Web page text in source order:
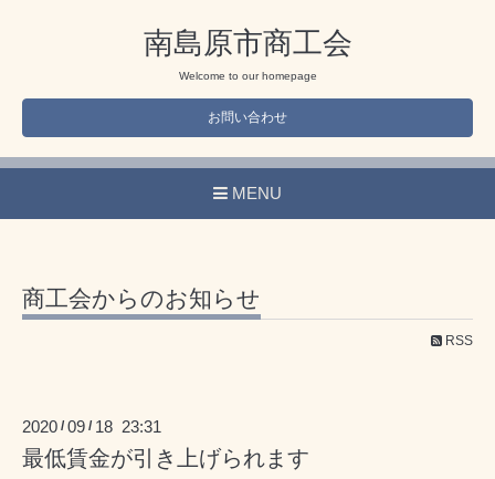
南島原市商工会
Welcome to our homepage
お問い合わせ
MENU
商工会からのお知らせ
RSS
2020 /09 / 18 23:31
最低賃金が引き上げられます